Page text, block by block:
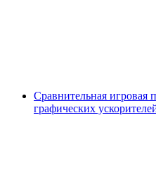
Сравнительная игровая
графических